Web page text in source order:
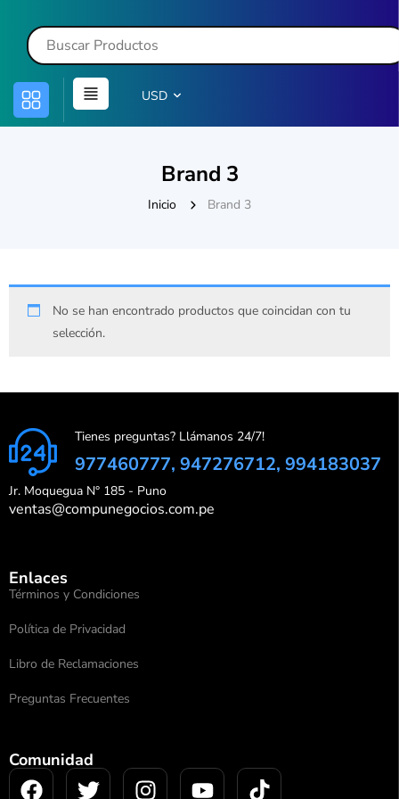
USD
Brand 3
Inicio Brand 3
No se han encontrado productos que coincidan con tu
selección.
Tienes preguntas? Llámanos 24/7!
977460777, 947276712, 994183037
Jr. Moquegua N° 185 - Puno
ventas@compunegocios.com.pe
Enlaces
Términos y Condiciones
Política de Privacidad
Libro de Reclamaciones
Preguntas Frecuentes
Comunidad